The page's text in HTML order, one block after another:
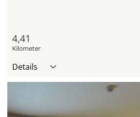
4,41
Kilometer
Details